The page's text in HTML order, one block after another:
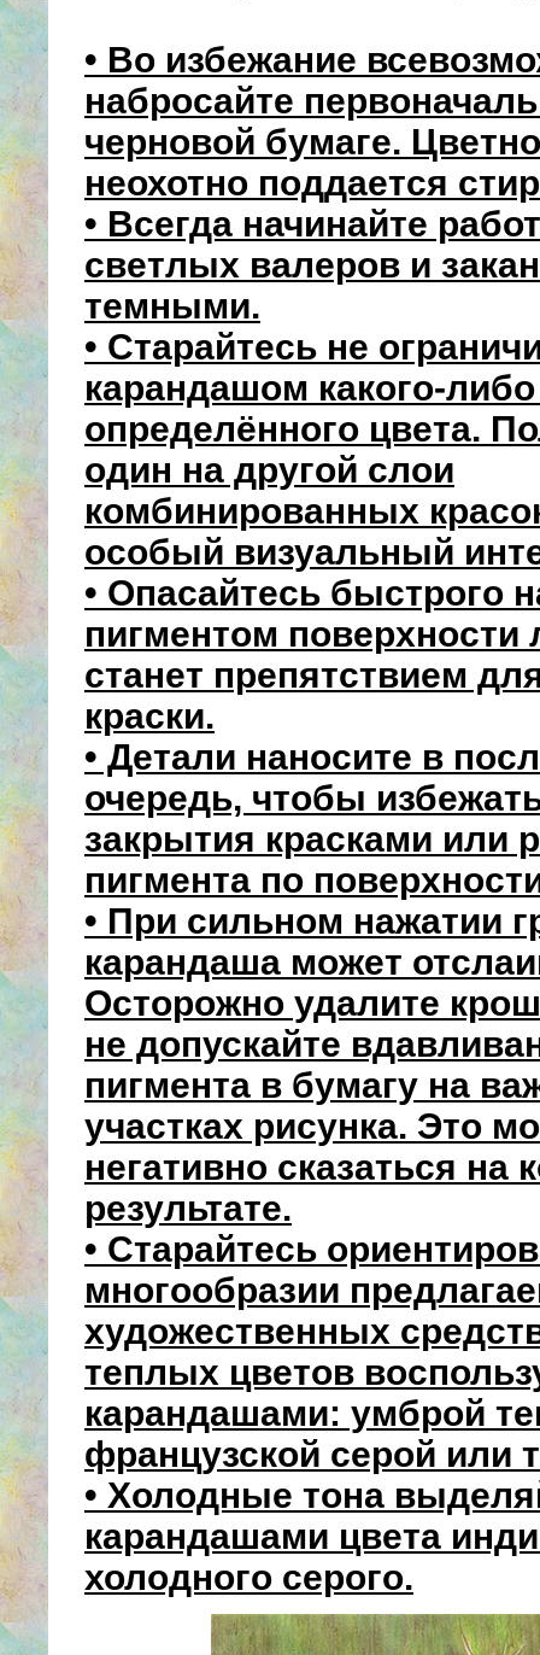
• Во избежание
набросайте
черновой бумаге.
неохотно поддается
• Всегда начинайте
светлых валеров и
темными.
• Старайтесь не
карандашом какого-
определённого цвета.
один на другой слои
комбинированных
особый визуальный
• Опасайтесь быстрого
пигментом поверхности
станет препятствием
краски.
• Детали наносите в
очередь, чтобы
закрытия красками или
пигмента по
• При сильном нажатии
карандаша может
Осторожно удалите
не допускайте
пигмента в бумагу на
участках рисунка. Это
негативно сказаться на
результате.
• Старайтесь
многообразии
художественных
теплых цветов
карандашами: умброй
французской серой или
• Холодные тона
карандашами цвета
холодного серого.